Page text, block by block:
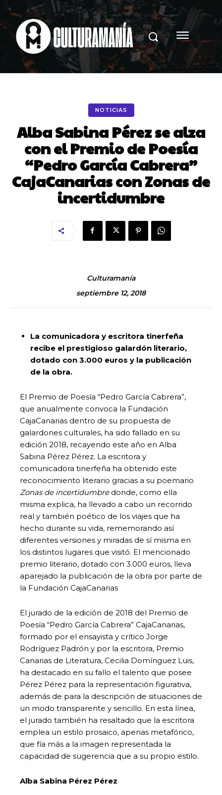
NOTICIAS
Alba Sabina Pérez se alza
con el Premio de Poesía
“Pedro García Cabrera”
CajaCanarias con Zonas de
incertidumbre
Culturamanía
septiembre 12, 2018
La comunicadora y escritora tinerfeña
recibe el prestigioso galardón literario,
dotado con 3.000 euros y la publicación
de la obra.
El Premio de Poesía “Pedro García Cabrera”,
que anualmente convoca la Fundación
CajaCanarias dentro de su propuesta de
galardones culturales, ha sido fallado en su
edición 2018, recayendo este año en Alba
Sabina Pérez Pérez. La escritora y
comunicadora tinerfeña ha obtenido este
reconocimiento literario gracias a su poemario
Zonas de incertidumbre donde, como ella
misma explica, ha llevado a cabo un recorrido
real y también poético de los viajes que ha
hecho durante su vida, rememorando así
diferentes versiones y miradas de sí misma en
los distintos lugares que visitó. El mencionado
premio literario, dotado con 3.000 euros, lleva
aparejado la publicación de la obra por parte de
la Fundación CajaCanarias
El jurado de la edición de 2018 del Premio de
Poesía “Pedro García Cabrera” CajaCanarias,
formado por el ensayista y crítico Jorge
Rodríguez Padrón y por la escritora, Premio
Canarias de Literatura, Cecilia Domínguez Luis,
ha destacado en su fallo el talento que posee
Pérez Pérez para la representación figurativa,
además de para la descripción de situaciones de
un modo transparente y sencillo. En esta línea,
el jurado también ha resaltado que la escritora
emplea un estilo prosaico, apenas metafórico,
que fía más a la imagen representada la
capacidad de sugerencia que a su propio estilo.
Alba Sabina Pérez Pérez